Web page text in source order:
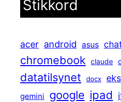
Stikkord
acer android asus
chromebook claude
datatilsynet docx
gemini google ipad